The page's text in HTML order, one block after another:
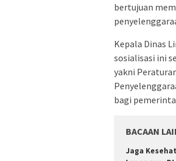
bertujuan
Kepala Dinas
sosialisasi ini
yakni
bagi
BACAAN
Jaga